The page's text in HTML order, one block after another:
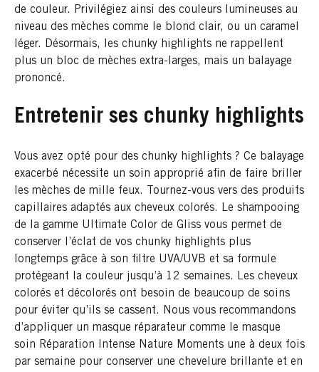
de couleur. Privilégiez ainsi des couleurs lumineuses au
niveau des mèches comme le blond clair, ou un caramel
léger. Désormais, les chunky highlights ne rappellent
plus un bloc de mèches extra-larges, mais un balayage
prononcé.
Entretenir ses chunky highlights
Vous avez opté pour des chunky highlights ? Ce balayage
exacerbé nécessite un soin approprié afin de faire briller
les mèches de mille feux. Tournez-vous vers des produits
capillaires adaptés aux cheveux colorés. Le shampooing
de la gamme Ultimate Color de Gliss vous permet de
conserver l’éclat de vos chunky highlights plus
longtemps grâce à son filtre UVA/UVB et sa formule
protégeant la couleur jusqu’à 12 semaines. Les cheveux
colorés et décolorés ont besoin de beaucoup de soins
pour éviter qu’ils se cassent. Nous vous recommandons
d’appliquer un masque réparateur comme le masque
soin Réparation Intense Nature Moments une à deux fois
par semaine pour conserver une chevelure brillante et en